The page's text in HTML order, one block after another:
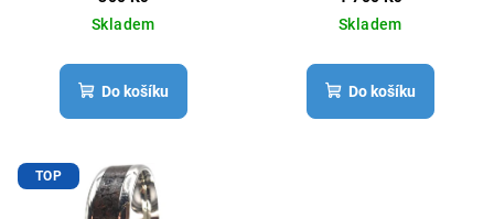
Skladem
Do košíku
Skladem
Do košíku
TOP